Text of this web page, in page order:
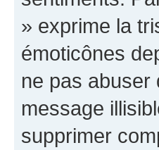
» exprime la
émoticônes
ne pas abuser
message
supprimer